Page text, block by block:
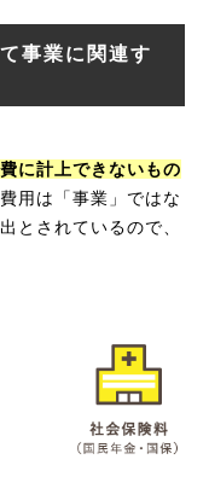
事業に関連す
に計上できないもの
用は「事業」ではな
とされているので、